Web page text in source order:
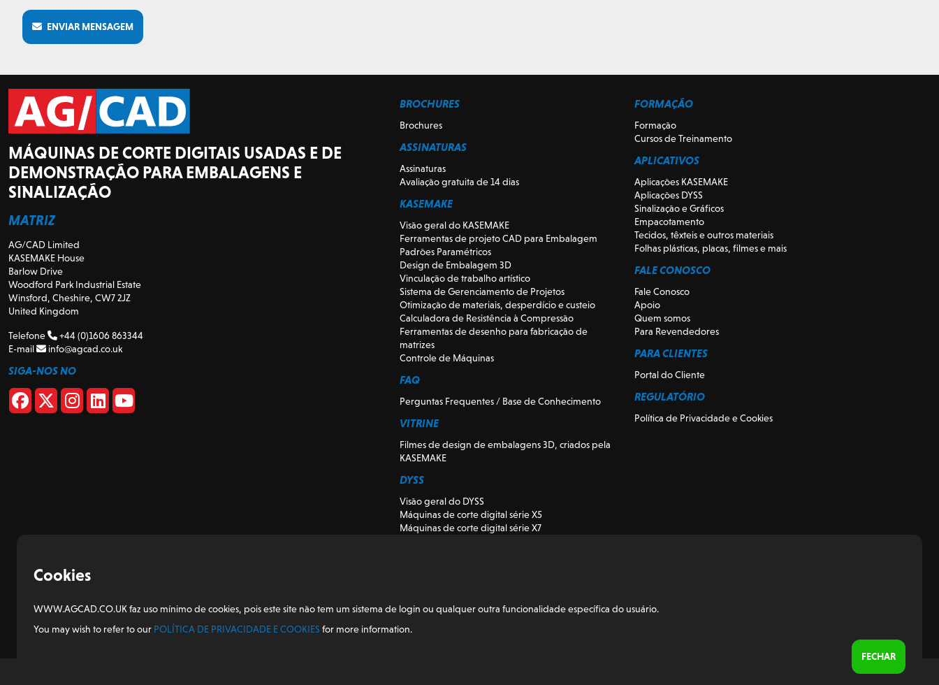
ENVIAR MENSAGEM
MÁQUINAS DE CORTE DIGITAIS USADAS E DE
DEMONSTRAÇÃO PARA EMBALAGENS E
SINALIZAÇÃO
MATRIZ
AG/CAD Limited
KASEMAKE House
Barlow Drive
Woodford Park Industrial Estate
Winsford, Cheshire, CW7 2JZ
United Kingdom
Telefone
+44 (0)1606 863344
E-mail
info@agcad.co.uk
SIGA-NOS NO
BROCHURES
Brochures
ASSINATURAS
Assinaturas
Avaliação gratuita de 14 dias
KASEMAKE
Visão geral do KASEMAKE
Ferramentas de projeto CAD para Embalagem
Padrões Paramétricos
Design de Embalagem 3D
Vinculação de trabalho artístico
Sistema de Gerenciamento de Projetos
Otimização de materiais, desperdício e custeio
Calculadora de Resistência à Compressão
Ferramentas de desenho para fabricação de
matrizes
Controle de Máquinas
FAQ
Perguntas Frequentes / Base de Conhecimento
VITRINE
Filmes de design de embalagens 3D, criados pela
KASEMAKE
DYSS
Visão geral do DYSS
Máquinas de corte digital série X5
Máquinas de corte digital série X7
BLOGUE
FORMAÇÃO
Formação
Cursos de Treinamento
APLICATIVOS
Aplicações KASEMAKE
Aplicações DYSS
Sinalização e Gráficos
Empacotamento
Tecidos, têxteis e outros materiais
Folhas plásticas, placas, filmes e mais
FALE CONOSCO
Fale Conosco
Apoio
Quem somos
Para Revendedores
PARA CLIENTES
Portal do Cliente
REGULATÓRIO
Política de Privacidade e Cookies
Cookies
WWW.AGCAD.CO.UK faz uso mínimo de cookies, pois este site não tem um sistema de login ou qualquer outra funcionalidade específica do usuário.
You may wish to refer to our POLÍTICA DE PRIVACIDADE E COOKIES for more information.
FECHAR